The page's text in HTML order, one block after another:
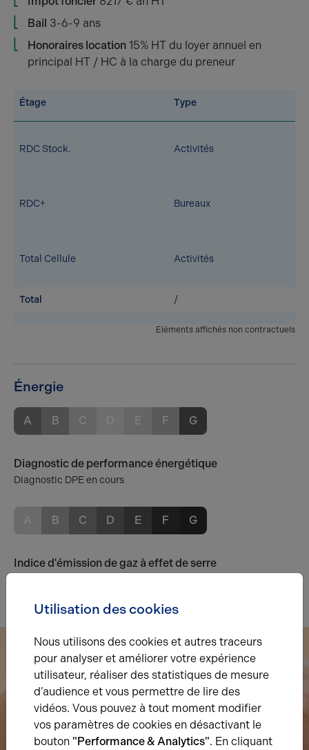
Bail 3-6-9 ans
Honoraires location 15% HT du loyer annuel en
principal HT / HC à la charge du preneur
Étage Type
RDC Stock. Activités
RDC+ Bureaux
Total Cellule Activités
Total /
Eléments affichés non contractuels
Énergie
A B C E F G
Diagnostic de performance énergétique
Diagnostic DPE en cours
B C D E F G
Indice d'émission de gaz à effet de serre
Utilisation des cookies
Nous utilisons des cookies et autres traceurs
pour analyser et améliorer votre expérience
utilisateur, réaliser des statistiques de mesure
d’audience et vous permettre de lire des
vidéos. Vous pouvez à tout moment modifier
vos paramètres de cookies en désactivant le
bouton "Performance & Analytics". En cliquant